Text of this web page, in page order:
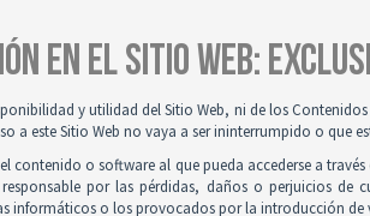
EN EL SITIO WEB:
y utilidad del Sitio Web, ni de los
a este Sitio Web no vaya a ser ininterrumpido o que
contenido o software al que pueda accederse a
por las pérdidas, daños o perjuicios
informáticos o los provocados por la introducción de